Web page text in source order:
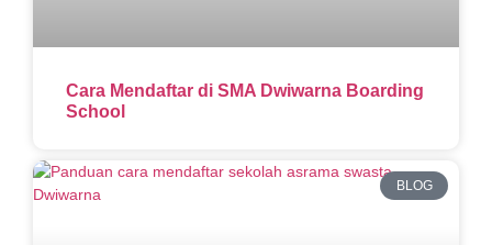
Cara Mendaftar di SMA Dwiwarna Boarding
School
BLOG